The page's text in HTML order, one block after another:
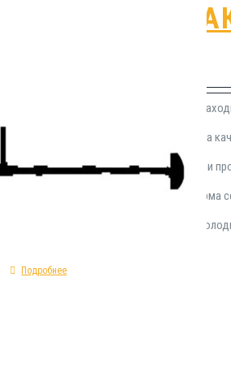
Гидрошпонка
Гидроизоляционная прокладка АК-19
находящих своё применение устройства
технологических швов. Монтируется при
гидрозиоляционной шпонки АК-19: форма
изготовления - ПВХ; классификация -
Подробнее